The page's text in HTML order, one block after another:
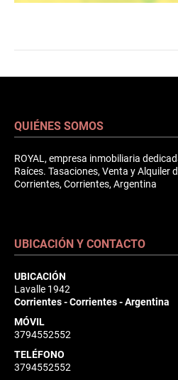
QUIÉNES SOMOS
ROYAL, empresa inmobiliaria
Raíces. Tasaciones, Venta y Alquiler
Corrientes, Corrientes, Argentina
UBICACIÓN Y CONTACTO
UBICACIÓN
Lavalle 1942
Corrientes - Corrientes - Argentina
MÓVIL
3794552552
TELÉFONO
3794552552